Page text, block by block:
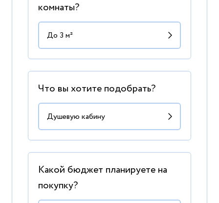
комнаты?
Что вы хотите подобрать?
Какой бюджет планируете на
покупку?